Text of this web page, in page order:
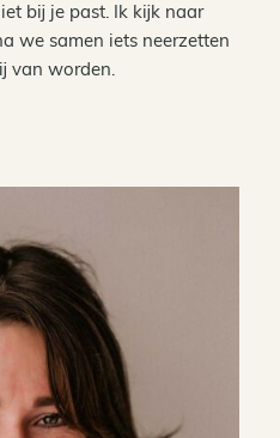
bij je past. Ik kijk naar
we samen iets neerzetten
van worden.